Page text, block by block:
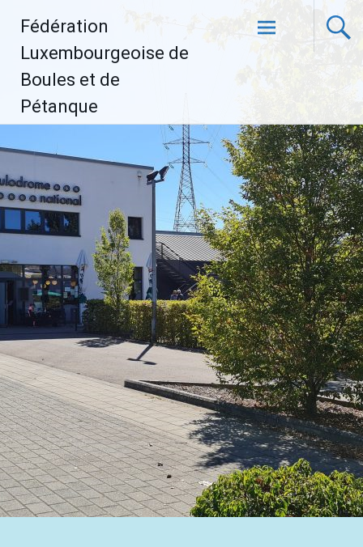
contenu
Fédération
Luxembourgeoise de
Boules et de
Pétanque